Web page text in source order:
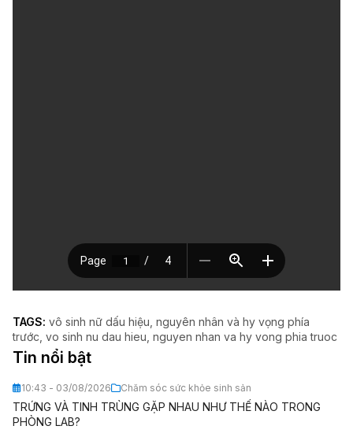
TAGS: vô sinh nữ dấu hiệu nguyên nhân và hy vọng phía
trước vo sinh nu dau hieu nguyen nhan va hy vong phia truoc
Tin nổi bật
10:43 - 03/08/2026 Chăm sóc sức khỏe sinh sản
TRỨNG VÀ TINH TRÙNG GẶP NHAU NHƯ THẾ NÀO TRONG
PHÒNG LAB?